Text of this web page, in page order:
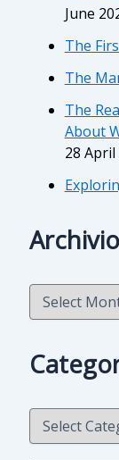
June
The
The
The
About
28 April
Archivio
A
oC